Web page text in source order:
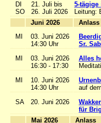
DI
SO
21. Juli bis
26. Juli 2026
5-
Leitung:
Juni 2026
MI
03. Juni 2026
14:30 Uhr
Sr.
MI
03. Juni 2026
16:30 - 17:30
Alles
MI
10. Juni 2026
14:30 Uhr
auf
SA
20. Juni 2026
für
Mai 2026